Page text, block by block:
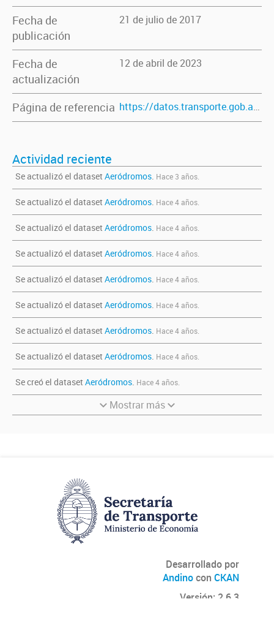
Fecha de
publicación
21 de julio de 2017
Fecha de
actualización
12 de abril de 2023
Página de referencia https://datos.transporte.gob.ar/dataset/aerodromos
Actividad reciente
Se actualizó el dataset Aeródromos. Hace 3 años.
Se actualizó el dataset Aeródromos. Hace 4 años.
Se actualizó el dataset Aeródromos. Hace 4 años.
Se actualizó el dataset Aeródromos. Hace 4 años.
Se actualizó el dataset Aeródromos. Hace 4 años.
Se actualizó el dataset Aeródromos. Hace 4 años.
Se actualizó el dataset Aeródromos. Hace 4 años.
Se actualizó el dataset Aeródromos. Hace 4 años.
Se creó el dataset Aeródromos. Hace 4 años.
Mostrar más
Desarrollado por
Andinocon CKAN
Versión: 2.6.3